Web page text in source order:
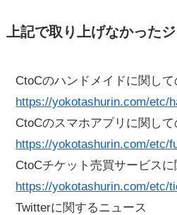
上記で取り上げなかった
CtoCのハンドメイドに関して
https://yokotashurin.com/etc/
CtoCのスマホアプリに関して
https://yokotashurin.com/etc/
CtoCチケット売買サービス
https://yokotashurin.com/etc/
Twitterに関するニュース